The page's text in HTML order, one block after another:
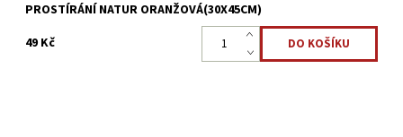
PROSTÍRÁNÍ NATUR ORANŽOVÁ(30X45CM)
49 Kč